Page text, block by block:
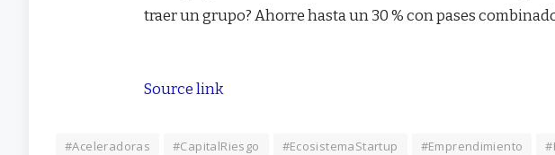
traer un grupo? Ahorre hasta un 30 % con pases
Source link
#Aceleradoras #CapitalRiesgo #EcosistemaStartup #Emprendimiento